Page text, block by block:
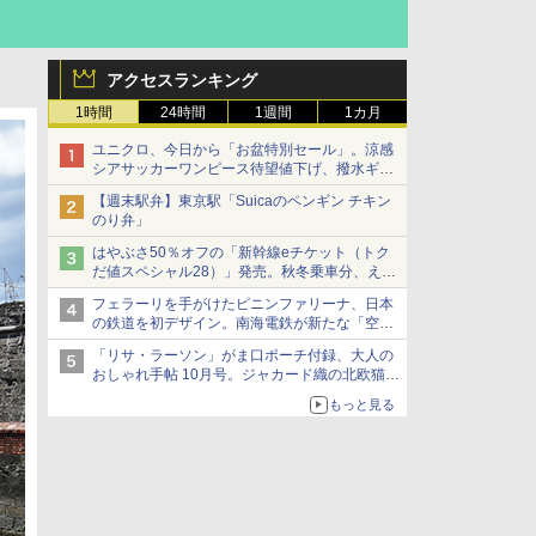
アクセスランキング
1時間 24時間 1週間 1カ月
ユニクロ、今日から「お盆特別セール」。涼感
シアサッカーワンピース待望値下げ、撥水ギア
ショーツは1990円に
【週末駅弁】東京駅「Suicaのペンギン チキン
のり弁」
はやぶさ50％オフの「新幹線eチケット（トク
だ値スペシャル28）」発売。秋冬乗車分、えき
ねっと限定
フェラーリを手がけたピニンファリーナ、日本
の鉄道を初デザイン。南海電鉄が新たな「空港
特急」をなにわ筋線へ導入
「リサ・ラーソン」がま口ポーチ付録、大人の
おしゃれ手帖 10月号。ジャカード織の北欧猫デ
もっと見る